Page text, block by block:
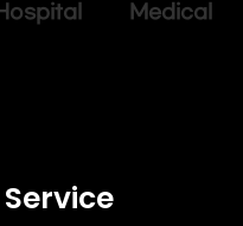
Medical